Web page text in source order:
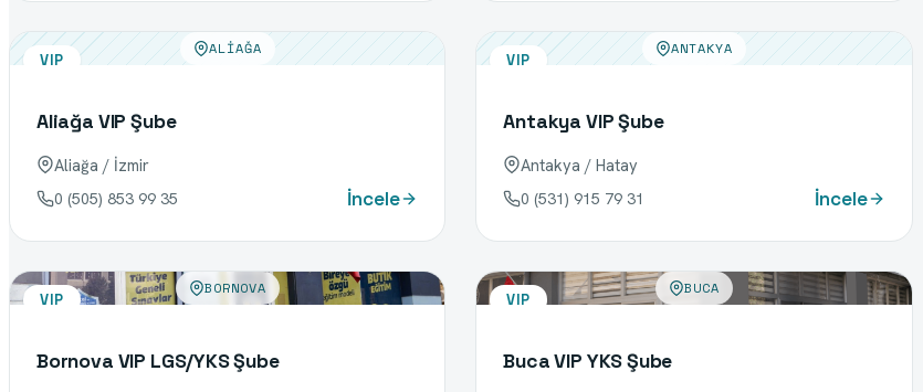
VIP
ALIAĞA
Aliağa VIP Şube
Aliağa / İzmir
0 (505) 853 99 35 İncele
VIP
ANTAKYA
Antakya VIP Şube
Antakya / Hatay
0 (531) 915 79 31 İncele
VIP
BORNOVA
Bornova VIP LGS/YKS Şube
VIP
BUCA
Buca VIP YKS Şube